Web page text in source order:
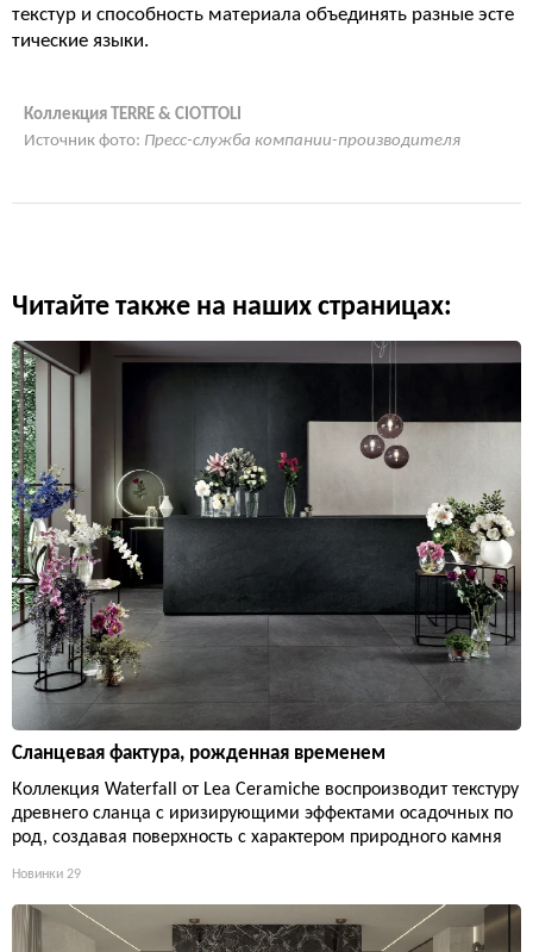
текстур и способность материала объединять разные эсте
тические языки.
Коллекция TERRE & CIOTTOLI
Источник фото: Пресс-служба компании-производителя
Читайте также на наших страницах:
Сланцевая фактура, рожденная временем
Коллекция Waterfall от Lea Ceramiche воспроизводит текстуру
древнего сланца с иризирующими эффектами осадочных по
род, создавая поверхность с характером природного камня
Новинки 29